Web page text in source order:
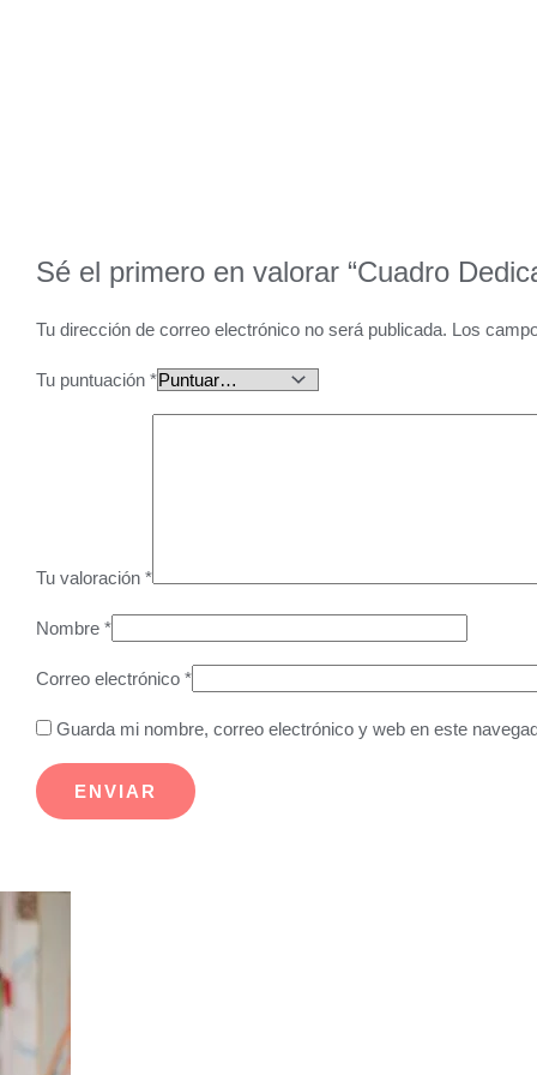
Sé el primero en valorar “Cuadro
Tu dirección de correo electrónico no será publicada. Los
Tu puntuación *
Tu valoración *
Nombre *
Correo electrónico *
Guarda mi nombre, correo electrónico y web en este